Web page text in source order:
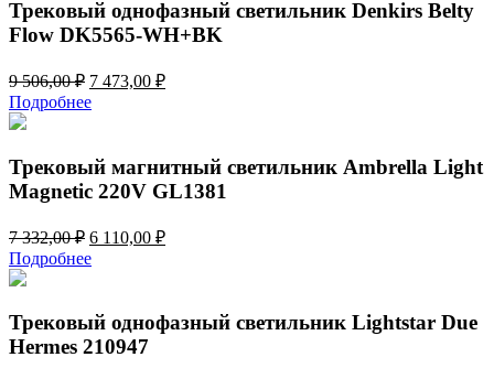
Трековый однофазный светильник Denkirs Belty
Flow DK5565-WH+BK
9 506,00₽ Первоначальная
цена
составляла
506,00 ₽.
7 473,00 ₽Текущая
Подробнее
Трековый магнитный светильник Ambrella Light
Magnetic 220V GL1381
7 332,00₽ Первоначальная
цена
составляла
332,00 ₽.
6 110,00 ₽Текущая
Подробнее
Трековый однофазный светильник Lightstar Due
Hermes 210947